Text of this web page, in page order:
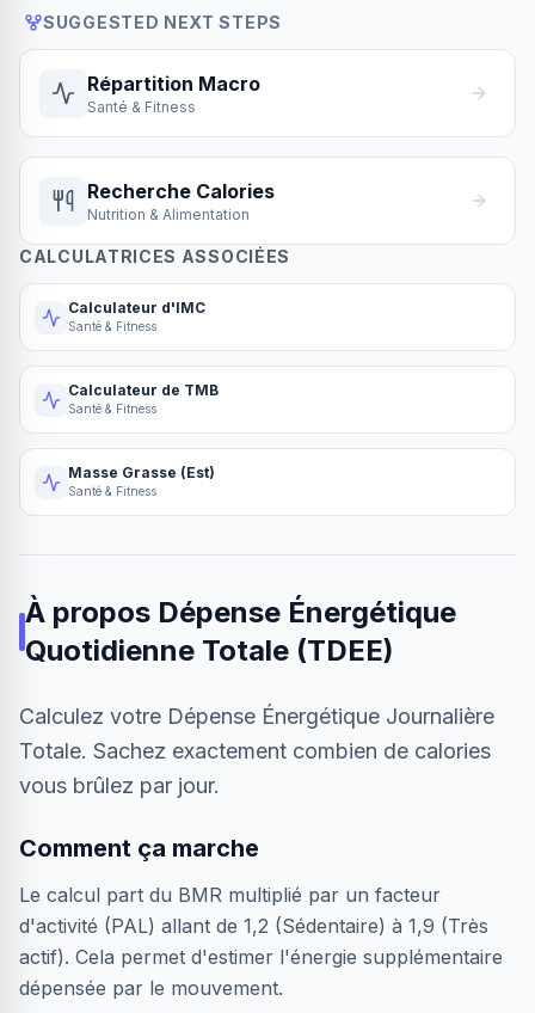
SUGGESTED NEXT STEPS
Répartition Macro
Santé & Fitness
Recherche Calories
Nutrition & Alimentation
CALCULATRICES ASSOCIÉES
Calculateur d'IMC
Santé & Fitness
Calculateur de TMB
Santé & Fitness
Masse Grasse (Est)
Santé & Fitness
À propos Dépense Énergétique
Quotidienne Totale (TDEE)
Calculez votre Dépense Énergétique Journalière
Totale. Sachez exactement combien de calories
vous brûlez par jour.
Comment ça marche
Le calcul part du BMR multiplié par un facteur
d'activité (PAL) allant de 1,2 (Sédentaire) à 1,9 (Très
actif). Cela permet d'estimer l'énergie supplémentaire
dépensée par le mouvement.